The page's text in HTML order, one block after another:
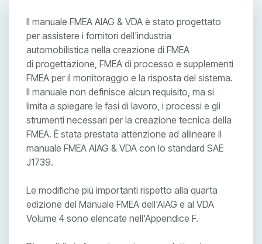
Il manuale FMEA AIAG & VDA è stato progettato
per assistere i fornitori dell'industria
automobilistica nella creazione di FMEA
di progettazione, FMEA di processo e supplementi
FMEA per il monitoraggio e la risposta del sistema.
Il manuale non definisce alcun requisito, ma si
limita a spiegare le fasi di lavoro, i processi e gli
strumenti necessari per la creazione tecnica della
FMEA. È stata prestata attenzione ad allineare il
manuale FMEA AIAG & VDA con lo standard SAE
J1739.
Le modifiche più importanti rispetto alla quarta
edizione del Manuale FMEA dell'AIAG e al VDA
Volume 4 sono elencate nell'Appendice F.